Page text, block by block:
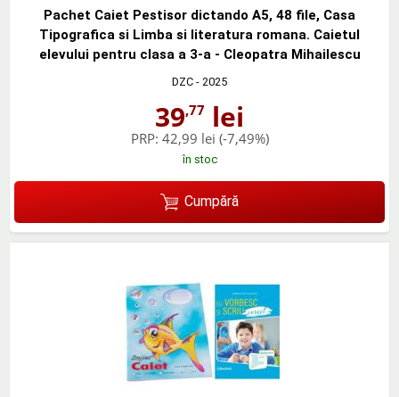
Pachet Caiet Pestisor dictando A5, 48 file, Casa
Tipografica si Limba si literatura romana. Caietul
elevului pentru clasa a 3-a - Cleopatra Mihailescu
DZC - 2025
39,77 lei
PRP: 42,99 lei (-7,49%)
în stoc
Cumpără